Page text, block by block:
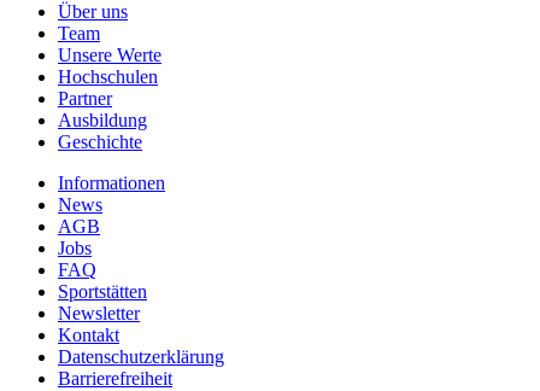
Über uns
Team
Unsere Werte
Hochschulen
Partner
Ausbildung
Geschichte
Informationen
News
AGB
Jobs
FAQ
Sportstätten
Newsletter
Kontakt
Datenschutzerklärung
Barrierefreiheit